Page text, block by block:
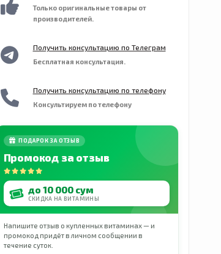
Только оригинальные товары от
производителей.
Получить консультацию по Телеграм
Бесплатная консультация.
Получить консультацию по телефону
Консультируем по телефону
ПОДАРОК ЗА ОТЗЫВ
Промокод за отзыв
до 10 000 сум
СКИДКА НА ВИТАМИНЫ
Напишите отзыв о купленных витаминах — и
промокод придёт в личном сообщении в
течение суток.